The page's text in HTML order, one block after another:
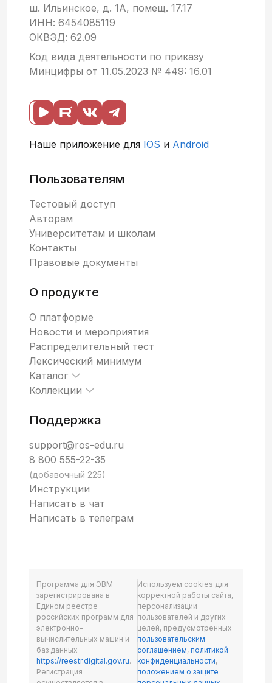
ш. Ильинское, д. 1А, помещ. 17.17
ИНН: 6454085119
ОКВЭД: 62.09
Код вида деятельности по приказу
Минцифры от 11.05.2023 № 449: 16.01
Наше приложение для IOS и Android
Пользователям
Тестовый доступ
Авторам
Университетам и школам
Контакты
Правовые документы
О продукте
О платформе
Новости и мероприятия
Распределительный тест
Лексический минимум
Каталог
Коллекции
Поддержка
support@ros-edu.ru
8 800 555-22-35
(добавочный 225)
Инструкции
Написать в чат
Написать в телеграм
Программа для ЭВМ
зарегистрирована в
Едином реестре
российских программ для
электронно-
вычислительных машин и
баз данных
https://reestr.digital.gov.ru.
Регистрация
Используем cookies для
корректной работы сайта,
персонализации
пользователей и других
целей, предусмотренных
пользовательским
соглашением,политикой
конфиденциальности,
положением о защите